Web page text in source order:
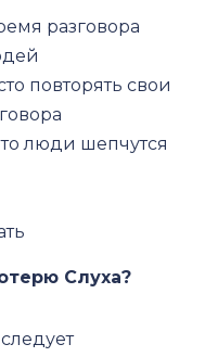
разговора
повторять свои
люди шепчутся
Слуха?